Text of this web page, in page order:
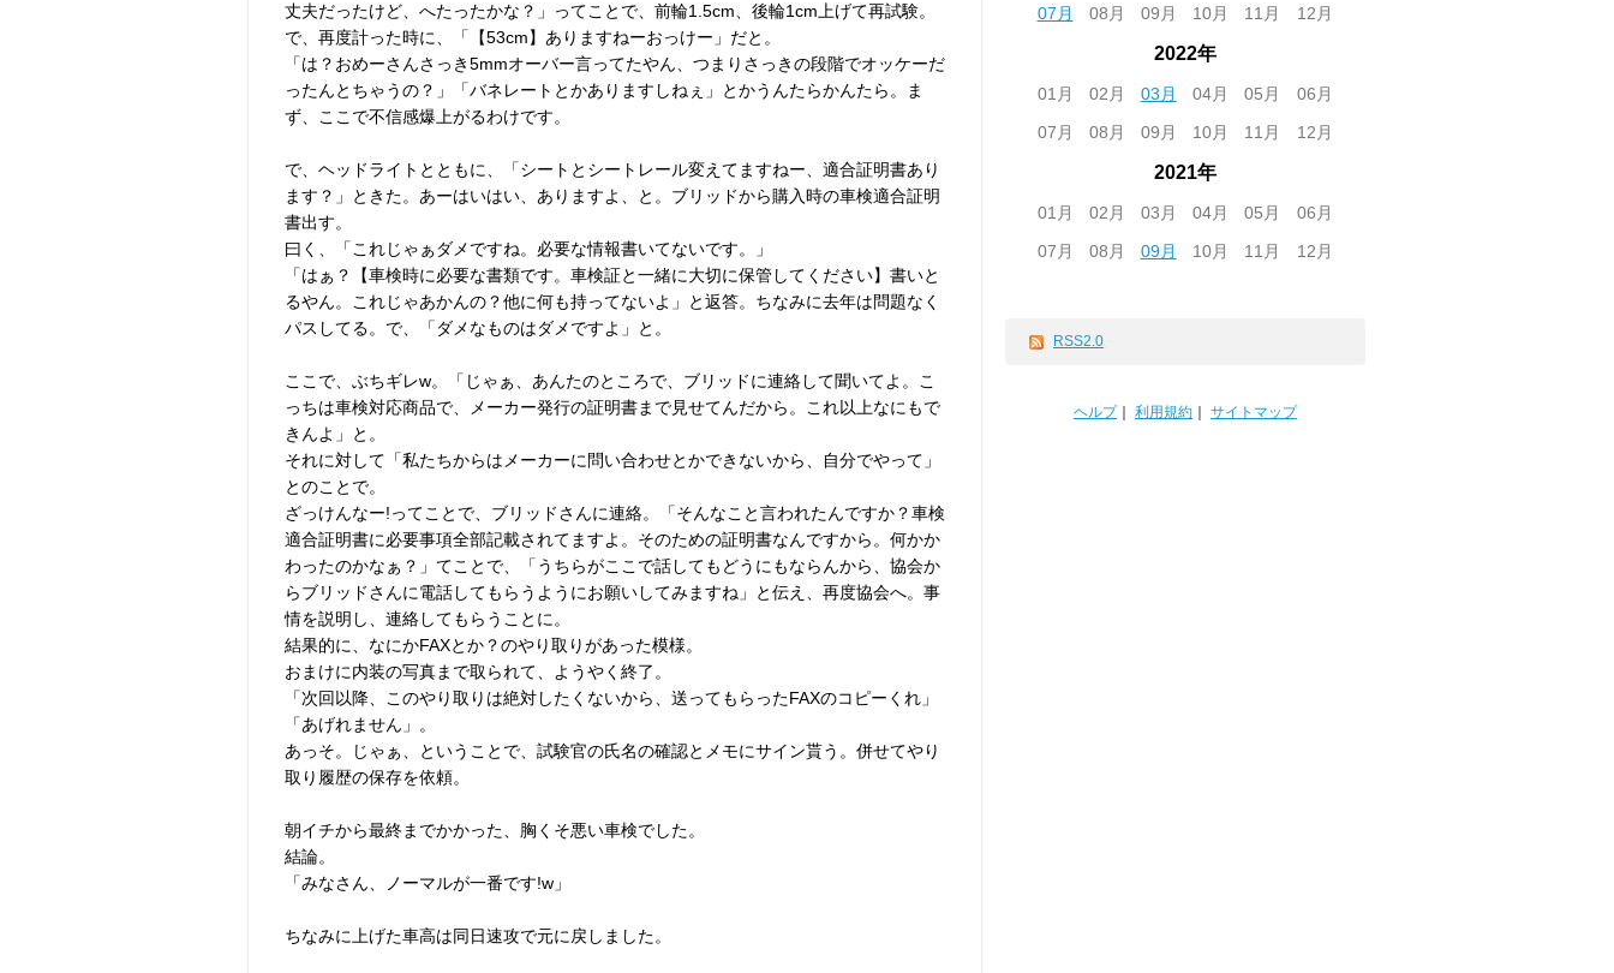
丈夫だったけど、へたったかな？」ってことで、前輪1.5cm、後輪1cm上げて再試験。
で、再度計った時に、「【53cm】ありますねーおっけー」だと。
「は？おめーさんさっき5mmオーバー言ってたやん、つまりさっきの段階でオッケーだ
ったんとちゃうの？」「バネレートとかありますしねぇ」とかうんたらかんたら。ま
ず、ここで不信感爆上がるわけです。
で、ヘッドライトとともに、「シートとシートレール変えてますねー、適合証明書あり
ます？」ときた。あーはいはい、ありますよ、と。ブリッドから購入時の車検適合証明
書出す。
曰く、「これじゃぁダメですね。必要な情報書いてないです。」
「はぁ？【車検時に必要な書類です。車検証と一緒に大切に保管してください】書いと
るやん。これじゃあかんの？他に何も持ってないよ」と返答。ちなみに去年は問題なく
パスしてる。で、「ダメなものはダメですよ」と。
ここで、ぶちギレw。「じゃぁ、あんたのところで、ブリッドに連絡して聞いてよ。こ
っちは車検対応商品で、メーカー発行の証明書まで見せてんだから。これ以上なにもで
きんよ」と。
それに対して「私たちからはメーカーに問い合わせとかできないから、自分でやって」
とのことで。
ざっけんなー!ってことで、ブリッドさんに連絡。「そんなこと言われたんですか？車検
適合証明書に必要事項全部記載されてますよ。そのための証明書なんですから。何かか
わったのかなぁ？」てことで、「うちらがここで話してもどうにもならんから、協会か
らブリッドさんに電話してもらうようにお願いしてみますね」と伝え、再度協会へ。事
情を説明し、連絡してもらうことに。
結果的に、なにかFAXとか？のやり取りがあった模様。
おまけに内装の写真まで取られて、ようやく終了。
「次回以降、このやり取りは絶対したくないから、送ってもらったFAXのコピーくれ」
「あげれません」。
あっそ。じゃぁ、ということで、試験官の氏名の確認とメモにサイン貰う。併せてやり
取り履歴の保存を依頼。
朝イチから最終までかかった、胸くそ悪い車検でした。
結論。
「みなさん、ノーマルが一番です!w」
ちなみに上げた車高は同日速攻で元に戻しました。
07月
08月 09月 10月 11月 12月
2022年
01月 02月 03月 04月 05月
06月
07月
08月 09月 10月 11月 12月
2021年
01月 02月 03月 04月 05月
06月
07月
08月 09月 10月 11月 12月
RSS2.0
ヘルプ｜ 利用規約 サイトマップ